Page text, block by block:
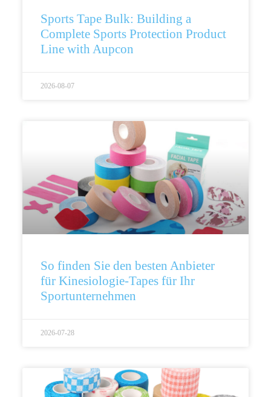
Sports Tape Bulk: Building a
Complete Sports Protection Product
Line with Aupcon
2026-08-07
So finden Sie den besten Anbieter
für Kinesiologie-Tapes für Ihr
Sportunternehmen
2026-07-28